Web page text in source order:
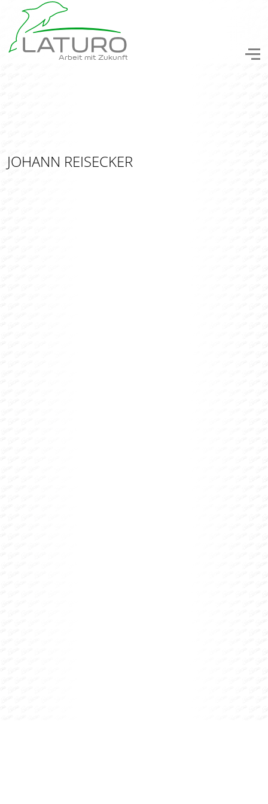
Arbeit mit Zukunft
JOHANN REISECKER